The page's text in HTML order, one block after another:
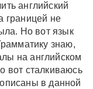
английский
границей не
Но вот язык
знаю,
на английском
вот сталкиваюсь
в данной